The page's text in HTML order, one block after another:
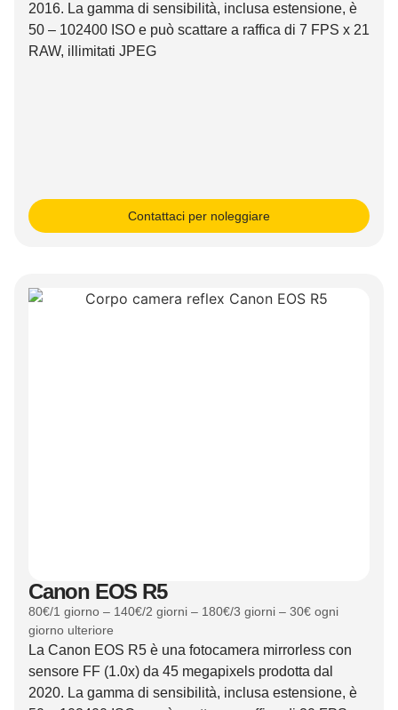
2016. La gamma di sensibilità, inclusa estensione, è
50 – 102400 ISO e può scattare a raffica di 7 FPS x 21
RAW, illimitati JPEG
Contattaci per noleggiare
Canon EOS R5
80€/1 giorno – 140€/2 giorni – 180€/3 giorni – 30€ ogni
giorno ulteriore
La Canon EOS R5 è una fotocamera mirrorless con
sensore FF (1.0x) da 45 megapixels prodotta dal
2020. La gamma di sensibilità, inclusa estensione, è